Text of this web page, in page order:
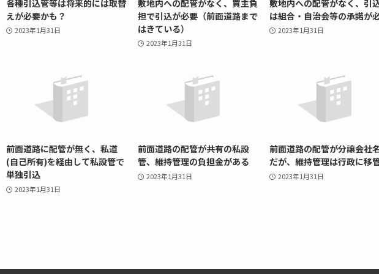
各種引込管等は将来的には取替
えが必要かも？
2023年1月31日
敷地内への配管がなく、買主負
担で引込が必要（前面道路まで
はきている）
2023年1月31日
敷地内への配管がなく、引
は組合・自治会等の承諾が
2023年1月31日
前面道路に配管が無く、私道
(自己所有)を経由して私設管で
単独引込
2023年1月31日
前面道路の配管が共有の私設
管、維持管理の負担金がある
2023年1月31日
前面道路の配管が分譲会社
だが、維持管理は行政に移
2023年1月31日